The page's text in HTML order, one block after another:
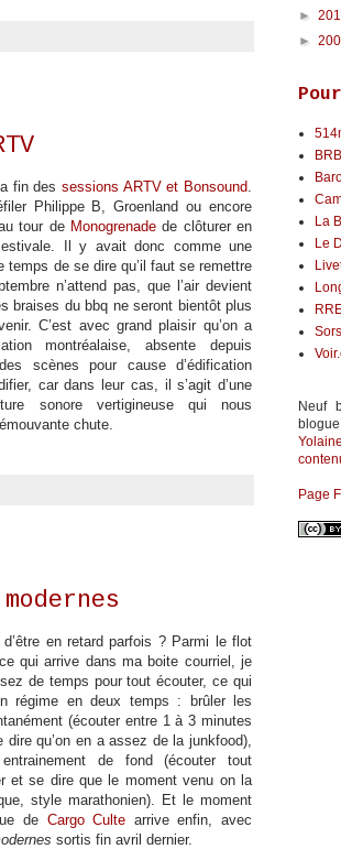
fin des sessions ARTV et Bonsound.
Philippe B, Groenland ou encore
tour de Monogrenadede clôturer en
Il y avait donc comme une
temps de se dire qu’il faut se remettre
n’attend pas, que l’air devient
braises du bbq ne seront bientôt plus
C’est avec grand plaisir qu’on a
montréalaise, absente depuis
scènes pour cause d’édification
car dans leur cas, il s’agit d’une
sonore vertigineuse qui nous
chute.
en retard parfois ? Parmi le flot
qui arrive dans ma boite courriel, je
de temps pour tout écouter, ce qui
régime en deux temps : brûler les
(écouter entre 1 à 3 minutes
dire qu’on en a assez de la junkfood),
de fond (écouter tout
et se dire que le moment venu on la
style marathonien). Et le moment
de Cargo Culte arrive enfin, avec
sortis fin avril dernier.
►
►
La
Le
Neuf
Page